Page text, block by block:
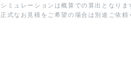
シミュレーションは概算での算出となりま
正式なお見積をご希望の場合は別途ご依頼